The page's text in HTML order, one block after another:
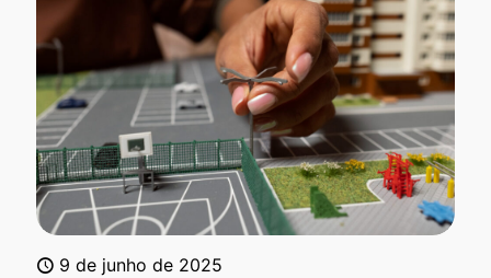
9 de junho de 2025